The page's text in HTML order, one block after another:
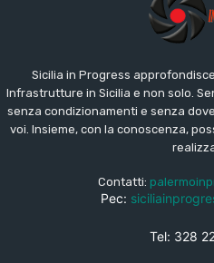
Sicilia in Progress
Infrastrutture in Sicilia e non solo.
senza condizionamenti e senza
voi. Insieme, con la conoscenza,
Contatti:
Pec:
Tel: 328